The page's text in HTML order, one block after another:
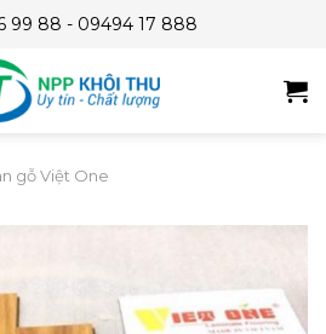
99 88 - 09494 17 888
gỗ Việt One